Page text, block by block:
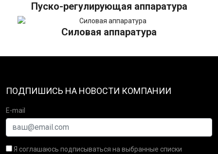
Пуско-регулирующая аппаратура
Силовая аппаратура
ПОДПИШИСЬ НА НОВОСТИ КОМПАНИИ
E-mail
Я соглашаюсь подписываться на выбранные списки